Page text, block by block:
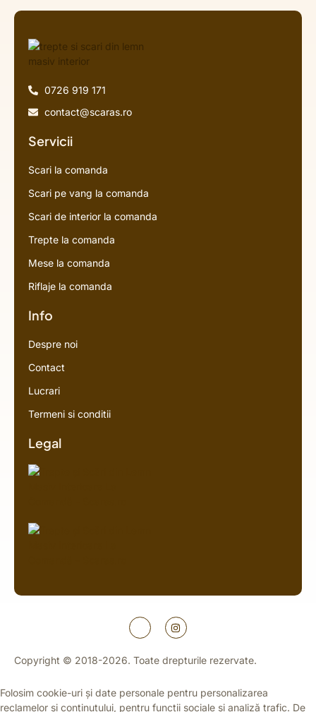
0726 919 171
contact@scaras.ro
Servicii
Scari la comanda
Scari pe vang la comanda
Scari de interior la comanda
Trepte la comanda
Mese la comanda
Riflaje la comanda
Info
Despre noi
Contact
Lucrari
Termeni si conditii
Legal
Copyright © 2018-2026. Toate drepturile rezervate.
Folosim cookie-uri și date personale pentru personalizarea
reclamelor și conținutului, pentru funcții sociale și analiză trafic. De